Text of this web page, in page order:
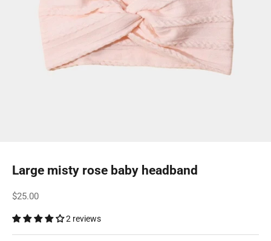
Large misty rose baby headband
Sale price
$25.00
2 reviews